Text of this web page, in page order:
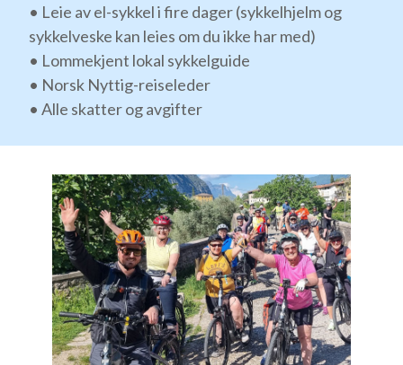
• Leie av el-sykkel i fire dager (sykkelhjelm og
sykkelveske kan leies om du ikke har med)
• Lommekjent lokal sykkelguide
• Norsk Nyttig-reiseleder
• Alle skatter og avgifter